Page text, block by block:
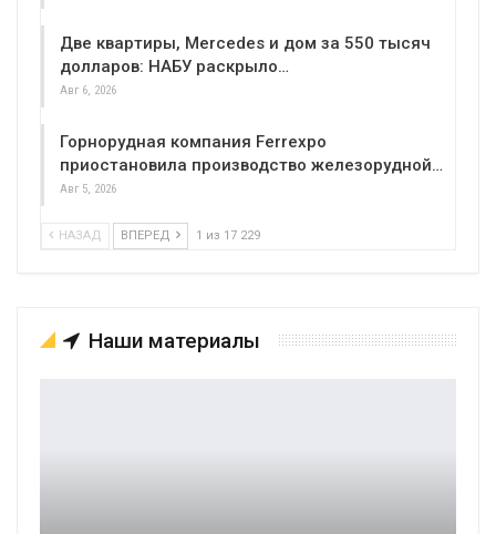
Две квартиры, Mercedes и дом за 550 тысяч
долларов: НАБУ раскрыло…
Авг 6, 2026
Горнорудная компания Ferrexpo
приостановила производство железорудной…
Авг 5, 2026
НАЗАД ВПЕРЕД 1 из 17 229
Наши материалы